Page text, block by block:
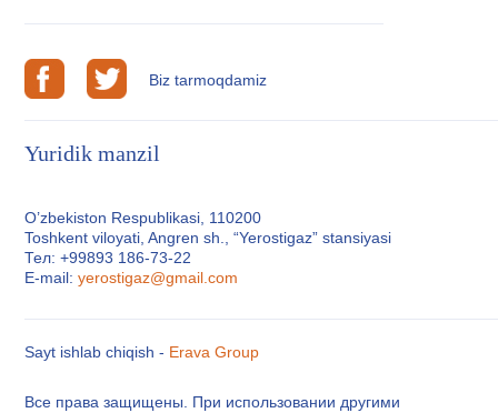
Biz tarmoqdamiz
Yuridik manzil
O’zbekiston Respublikasi, 110200
Toshkent viloyati, Angren sh., “Yerostigaz” stansiyasi
Тел: +99893 186-73-22
E-mail:yerostigaz@gmail.com
Sayt ishlab chiqish - Erava Group
Все права защищены. При использовании другими